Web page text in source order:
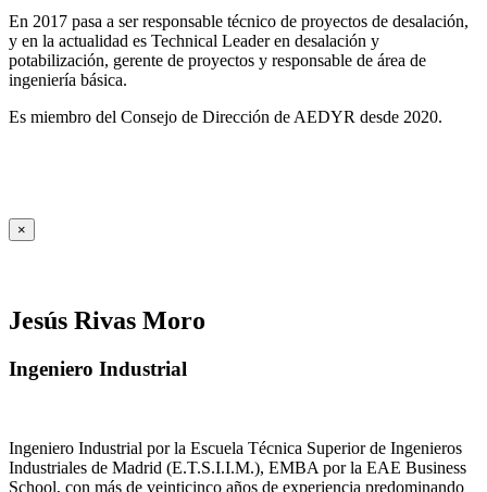
En 2017 pasa a ser responsable técnico de proyectos de desalación,
y en la actualidad es Technical Leader en desalación y
potabilización, gerente de proyectos y responsable de área de
ingeniería básica.
Es miembro del Consejo de Dirección de AEDYR desde 2020.
×
Jesús Rivas Moro
Ingeniero Industrial
Ingeniero Industrial por la Escuela Técnica Superior de Ingenieros
Industriales de Madrid (E.T.S.I.I.M.), EMBA por la EAE Business
School, con más de veinticinco años de experiencia predominando